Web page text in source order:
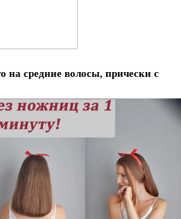
на средние волосы, прически с